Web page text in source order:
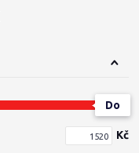
Do
Kč